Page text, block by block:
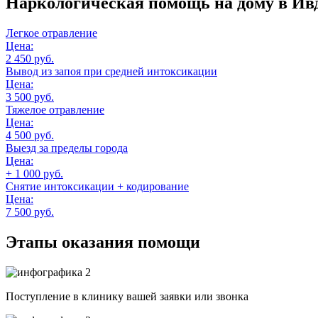
Легкое отравление
Цена:
2 450 руб.
Вывод из запоя при средней интоксикации
Цена:
3 500 руб.
Тяжелое отравление
Цена:
4 500 руб.
Выезд за пределы города
Цена:
+ 1 000 руб.
Снятие интоксикации + кодирование
Цена:
7 500 руб.
Этапы оказания помощи
Поступление в клинику вашей заявки или звонка